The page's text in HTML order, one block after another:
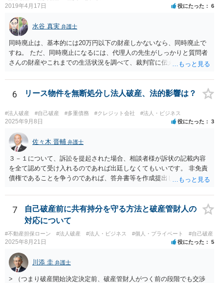
って異なります。 子会社の代表取締役が辞任を認めてくれるのであれ
必要ありません。 なお，子会社の代表取締役には，取締役辞任の登記
をしてもらわなければなりません。 親会社が株主代表訴訟を提起する
ことは理論上可能ですが，あなたに対して追及できる責任は，あなた
自身が会社に対して追う責任（例えば任務懈怠責任）の範囲に留まり
ます。子会社の負債をあなたに負わせることはできません。 実際上問
いてくれないと，辞任の登記をするためには，最終的には訴訟を提起
2019年4月17日 役にたった 6
水谷 真実 弁護士
同時廃止は、基本的には20万円以下の財産しかないなら、同時廃止で
すね。 ただ、同時廃止になるには、代理人の先生がしっかりと質問者
さんの財産やこれまでの生活状況を調べて、裁判官に伝える必要があ
して、代理人の先生が同時廃止でいけるというなら、同時廃止になる
でしょう。
6 リース物件を無断処分し法人破産、法的影響は？
#法人破産 #自己破産 #多重債務 #クレジット会社 #法人・ビジネス
2025年9月8日 役にたった 3
佐々木 晋輔 弁護士
３－１について、訴訟を提起された場合、相談者様が訴状の記載内容
を全て認めて受け入れるのであれば出廷しなくてもいいです。 非免責
債権であることを争うのであれば、答弁書等を作成提出して反論しな
した弁護士が受ける場合でも、弁護士費用は別途必要になると思いま
す。 ３－２について、上記のとおり、破産とは別で弁護士費用が必要
になると思います。 費用の額については、弁護士によって異なります
が、破産手続を受任した弁護士が受けるのであれば、低めの金額で受
けてくれるかもしれません。 弁護士を依頼するかどうかは、弁護士費
用と賠償額を比較して決められたらいいと思います。 なお、リース会
社が非免責債権であると主張するのであれば、破産手続の中（免責に
対する意見等）で主張すると思いますので、訴訟されるかどうかは破
産手続中に分かると思います。
7
自己破産前に共有持分を守る方法と破産管財人の
対応について
#不動産担保ローン #法人破産 #法人・ビジネス #個人・プライベート #自己破産
2025年8月21日 役にたった 5
川添 圭 弁護士
> （つまり破産開始決定決定前、破産管財人がつく前の段階でも交渉